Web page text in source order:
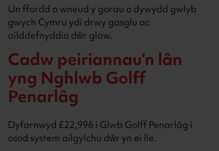
Un ffordd o wneud y gorau o dywydd gwlyb
gwych Cymru ydi drwy gasglu ac
ailddefnyddio dŵr glaw.
Cadw peiriannau’n lân
yng Nghlwb Golff
Penarlâg
Dyfarnwyd £22,996 i Glwb Golff Penarlâg i
osod system ailgylchu dŵr yn ei lle.